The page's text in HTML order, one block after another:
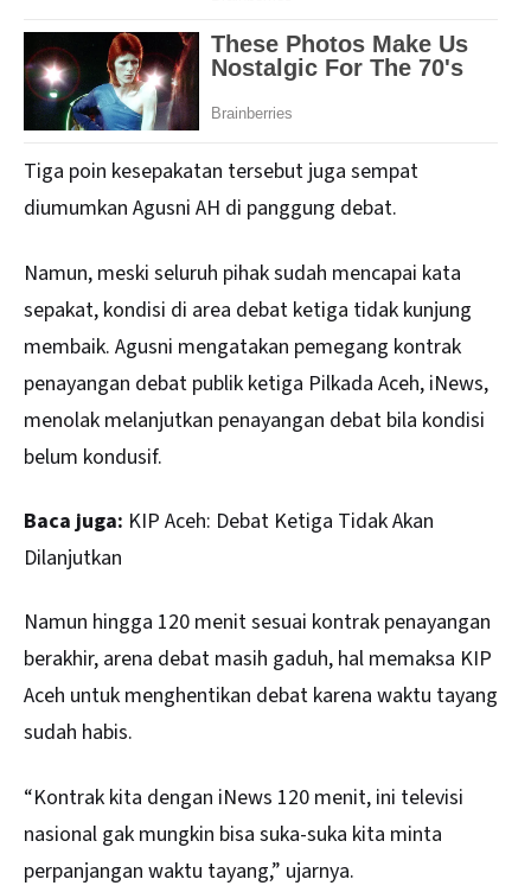
Tiga poin kesepakatan tersebut juga sempat
diumumkan Agusni AH di panggung debat.
Namun, meski seluruh pihak sudah mencapai kata
sepakat, kondisi di area debat ketiga tidak kunjung
membaik. Agusni mengatakan pemegang kontrak
penayangan debat publik ketiga Pilkada Aceh, iNews,
menolak melanjutkan penayangan debat bila kondisi
belum kondusif.
Baca juga: KIP Aceh: Debat Ketiga Tidak Akan
Dilanjutkan
Namun hingga 120 menit sesuai kontrak penayangan
berakhir, arena debat masih gaduh, hal memaksa KIP
Aceh untuk menghentikan debat karena waktu tayang
sudah habis.
“Kontrak kita dengan iNews 120 menit, ini televisi
nasional gak mungkin bisa suka-suka kita minta
perpanjangan waktu tayang,” ujarnya.